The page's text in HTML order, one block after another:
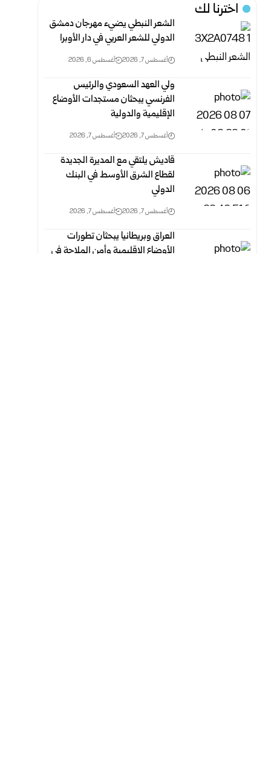
اخترنا لك
الشعر النبطي يضيء مهرجان دمشق
الدولي للشعر العربي في دار الأوبرا
أغسطس 7, 2026 أغسطس 6, 2026
ولي العهد السعودي والرئيس
الفرنسي يبحثان مستجدات الأوضاع
الإقليمية والدولية
أغسطس 7, 2026 أغسطس 7, 2026
قاديش يلتقي مع المديرة الجديدة
لقطاع الشرق الأوسط في البنك
الدولي
أغسطس 7, 2026 أغسطس 7, 2026
العراق وبريطانيا يبحثان تطورات
الأوضاع الإقليمية وأمن الملاحة في